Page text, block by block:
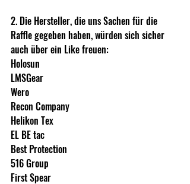
2. Die Hersteller, die uns Sachen für die
Raffle gegeben haben, würden sich sicher
auch über ein Like freuen:
Holosun
LMSGear
Wero
Recon Company
Helikon Tex
EL BE tac
Best Protection
516 Group
First Spear